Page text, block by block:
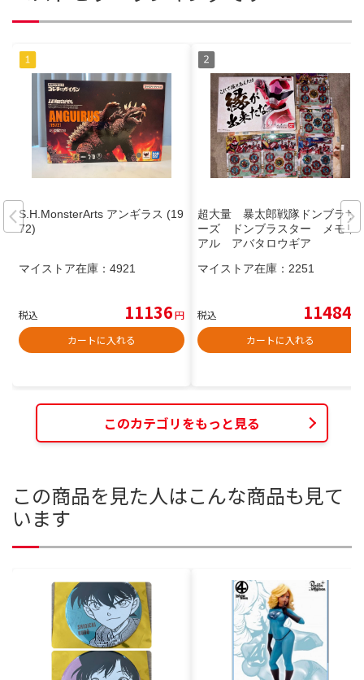
S.H.MonsterArts アンギラス (19
72)
マイストア在庫： 4921
税込 11136円
カートに入れる
超大量 暴太郎戦隊ドンブラザ
ーズ ドンブラスター メモリ
アル アバタロウギア
マイストア在庫： 2251
税込 11484
カートに入れる
このカテゴリをもっと見る
この商品を見た人はこんな商品も見て
います